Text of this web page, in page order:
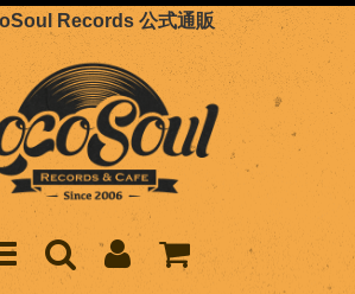
Records 公式通販